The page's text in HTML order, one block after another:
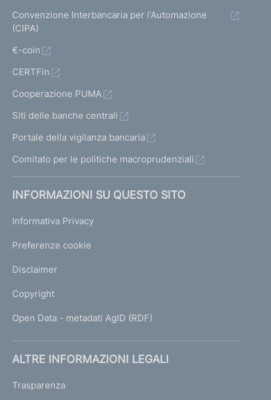
Convenzione Interbancaria per l'Automazione
(CIPA)
€-coin
CERTFin
Cooperazione PUMA
Siti delle banche centrali
Portale della vigilanza bancaria
Comitato per le politiche macroprudenziali
INFORMAZIONI SU QUESTO SITO
Informativa Privacy
Preferenze cookie
Disclaimer
Copyright
Open Data - metadati AgID (RDF)
ALTRE INFORMAZIONI LEGALI
Trasparenza